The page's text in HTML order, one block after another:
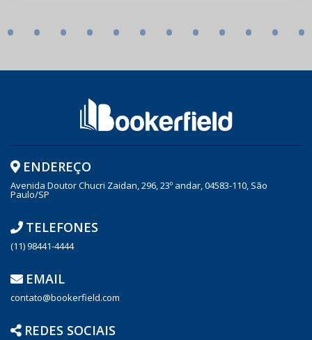
• • • • • • • • • • • •
ENDEREÇO
Avenida Doutor Chucri Zaidan, 296, 23º andar, 04583-110, São
Paulo/SP
TELEFONES
(11) 98441-4444
EMAIL
contato@bookerfield.com
REDES SOCIAIS